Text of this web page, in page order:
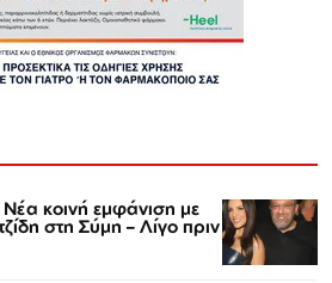
Νέα κοινή εμφάνιση με
στη Σύμη – Λίγο πριν